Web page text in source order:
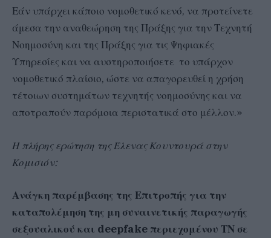
Εάν υπάρχει κάποιο νομοθετικό κενό, να προτείνετε
άμεσα την αναθεώρηση της Πράξης για την Τεχνητή
Νοημοσύνη και της Πράξης για τις Ψηφιακές
Υπηρεσίες και να αυστηροποιήσετε το υπάρχον
νομοθετικό πλαίσιο, ώστε να απαγορευθεί η χρήση
τέτοιων συστημάτων τεχνητής νοημοσύνης και να
αποτραπούν παρόμοια περιστατικά στο μέλλον.»
Η πλήρης ερώτηση της Έλενας Κουντουρά στην
Κομισιόν:
Ανάγκη παρέμβασης της Επιτροπής για την
καταπολέμηση της μη συναινετικής παραγωγής
σεξουαλικού και deepfake περιεχομένου ΤΝ σε